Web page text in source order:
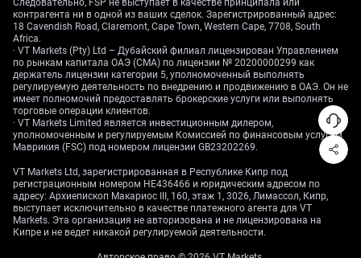
Напряжение между сильным восходящим трендом
и реальным риском резкого падения создаёт
возможности для стратегий на волатильность
(волатильность — величина и скорость колебаний
цены). Покупка «стрэддла» — одновременная
покупка колл‑ и пут‑опциона с одинаковым
страйком — может быть разумным подходом.
фиксированной цене. Такая стратегия приносит
прибыль, если пара сделает сильное движение в
любую сторону — либо пробьёт 160,00, либо
интервенция подтолкнёт её обратно к 157,00.
Следовательно, FSP не выступает в качестве принципала или
контрагента ни в одной из ваших сделок. Зарегистрированный адрес:
18 Cavendish Road, Claremont, Cape Town, Western Cape, 7708, South
Africa.
· VT Markets (Pty) Ltd – Дубайский филиал лицензирован Управлением
по рынкам капитала ОАЭ (CMA) по лицензии № 20200000299 как
держатель лицензии категории 5, уполномоченный выполнять
регулируемую деятельность по внедрению и продвижению в ОАЭ. Он не
имеет полномочий предоставлять брокерские услуги или выполнять
торговые операции клиентов.
· VT Markets Limited является инвестиционным дилером,
уполномоченным и регулируемым Комиссией по финансовым услугам
Маврикия (FSC) под номером лицензии GB23202269.
VT Markets Ltd, зарегистрированная в Республике Кипр под
регистрационным номером HE436466 и юридическим адресом по
адресу: Архиепископ Макариос III, 160, этаж 1, 3026, Лимассол, Кипр,
выступает исключительно в качестве платежного агента для VT
Markets. Эта организация не авторизована и не лицензирована на
Кипре и не ведет никакой регулируемой деятельности.